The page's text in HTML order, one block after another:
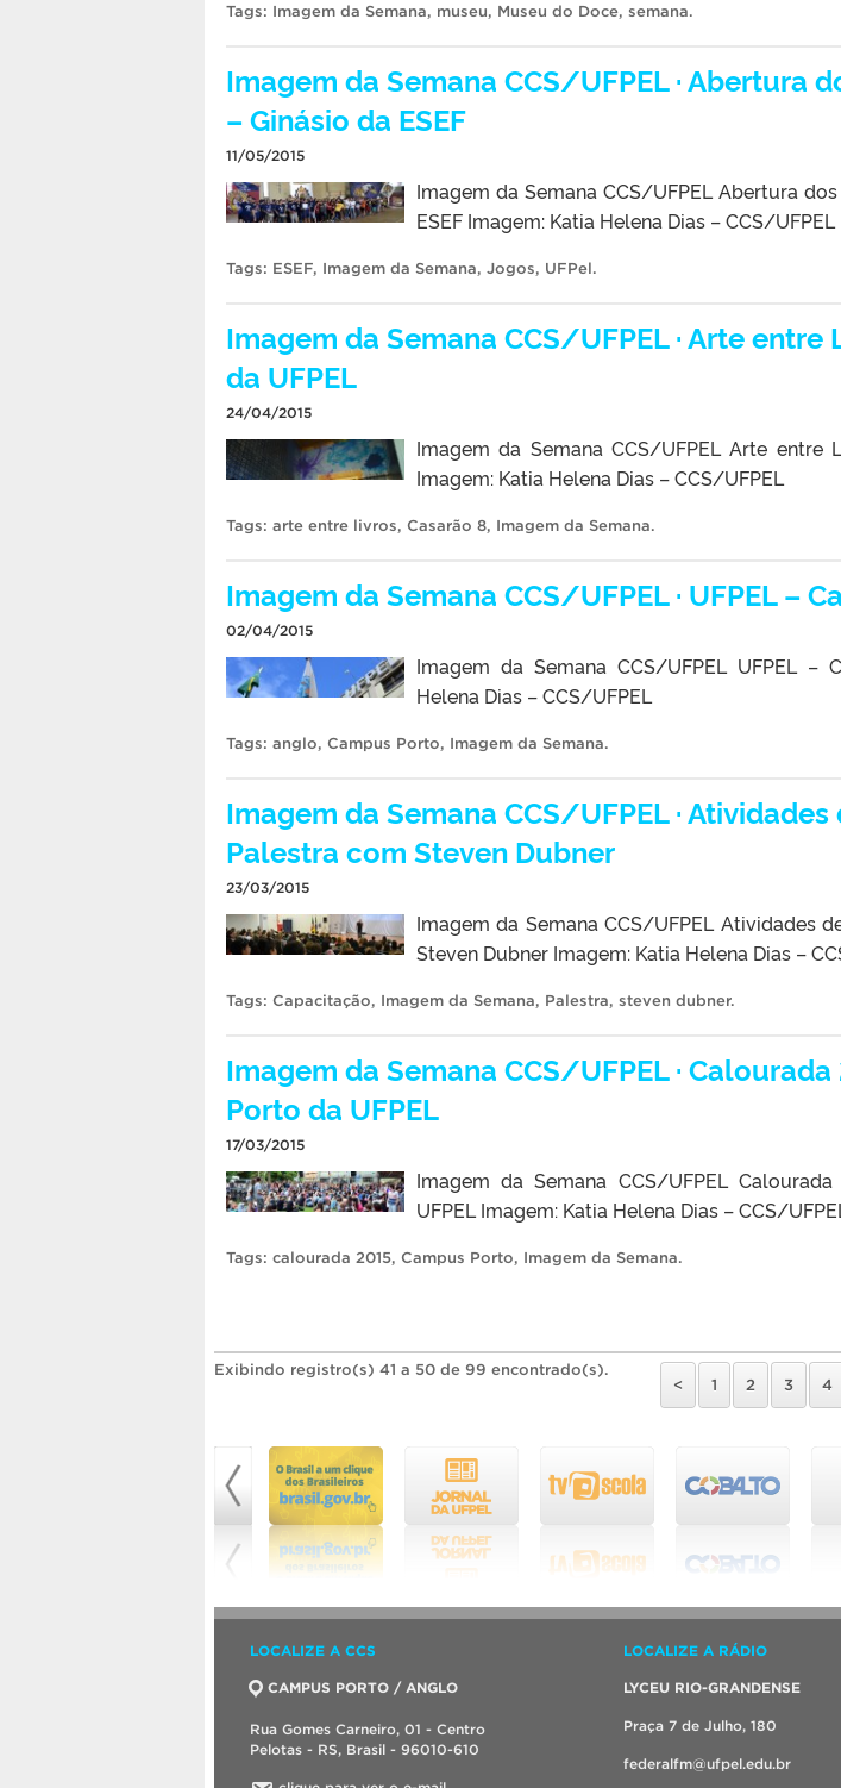
Tags: Imagem da Semana, museu, Museu do Doce, semana.
Imagem da Semana CCS/UFPEL · Abertura
– Ginásio da ESEF
11/05/2015
Imagem da Semana CCS/UFPEL Abertura
ESEF Imagem: Katia Helena Dias – CCS/UFPEL
Tags: ESEF, Imagem da Semana, Jogos, UFPel.
Imagem da Semana CCS/UFPEL · Arte entre
da UFPEL
24/04/2015
Imagem da Semana CCS/UFPEL Arte entre
Imagem: Katia Helena Dias – CCS/UFPEL
Tags: arte entre livros, Casarão 8, Imagem da Semana.
Imagem da Semana CCS/UFPEL · UFPEL –
02/04/2015
Imagem da Semana CCS/UFPEL UFPEL –
Helena Dias – CCS/UFPEL
Tags: anglo, Campus Porto, Imagem da Semana.
Imagem da Semana CCS/UFPEL ·
Palestra com Steven Dubner
23/03/2015
Imagem da Semana CCS/UFPEL Atividades
Steven Dubner Imagem: Katia Helena Dias –
Tags: Capacitação, Imagem da Semana, Palestra, steven dubner.
Imagem da Semana CCS/UFPEL ·
Porto da UFPEL
17/03/2015
Imagem da Semana CCS/UFPEL
UFPEL Imagem: Katia Helena Dias – CCS/
Tags: calourada 2015, Campus Porto, Imagem da Semana.
Exibindo registro(s) 41 a 50 de 99 encontrado(s).
<
1 2 3 4
LOCALIZE A CCS
CAMPUS PORTO / ANGLO
Rua Gomes Carneiro, 01 - Centro
Pelotas - RS, Brasil - 96010-610
LOCALIZE A RÁDIO
LYCEU RIO-GRANDENSE
Praça 7 de Julho, 180
federalfm@ufpel.edu.br